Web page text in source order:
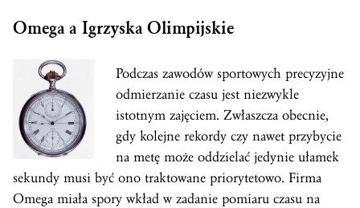
Omega a Igrzyska Olimpijskie
Podczas zawodów sportowych precyzyjne
odmierzanie czasu jest niezwykle
istotnym zajęciem. Zwłaszcza obecnie,
gdy kolejne rekordy czy nawet przybycie
na metę może oddzielać jedynie ułamek
sekundy musi być ono traktowane priorytetowo. Firma
Omega miała spory wkład w zadanie pomiaru czasu na